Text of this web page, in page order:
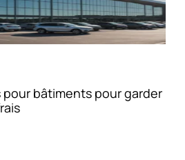
pour bâtiments pour garder